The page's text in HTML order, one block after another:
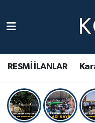
RESMİ İLANLAR
Gündem
Güncel Haberler
Spor Haberleri